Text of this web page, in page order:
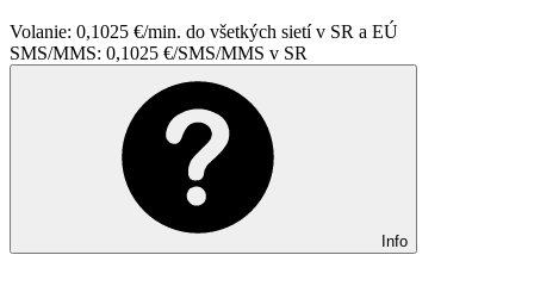
Volanie: 0,1025 €/min. do všetkých sietí v SR a EÚ
SMS/MMS: 0,1025 €/SMS/MMS v SR
Info